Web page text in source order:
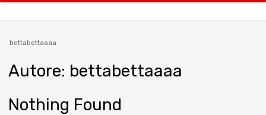
bettabettaaaa
Autore: bettabettaaaa
Nothing Found